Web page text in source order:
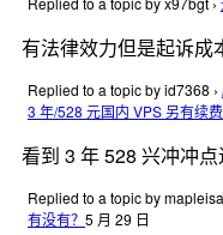
有法律效力但是起诉成
Replied to a topic by id7368 ›
3 年/528 元国内 VPS 另有续
看到 3 年 528 兴冲冲
Replied to a topic by
有没有？ 5 月 29 日